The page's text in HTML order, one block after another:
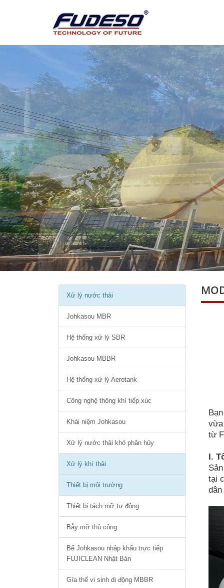
Xử lý nước thải
Johkasou MBR
Hệ thống xử lý SBR
Johkasou MBBR
Hệ thống xử lý Aerotank
Công nghệ thông khí tiếp xúc
Khái niệm Johkasou
Xử lý nước thải khó phân hủy
Xử lý khí thải
Thiết bị môi trường
Thiết bị tách mỡ tự động
Bẫy mỡ thủ công
Bể Johkasou nhập khẩu trực tiếp
FUJICLEAN Nhật Bản
Gía thể vi sinh di động MBBR
vừa
từ
I.
tại